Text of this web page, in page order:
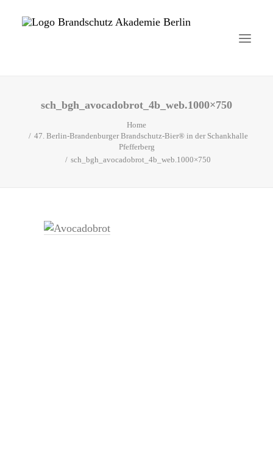
Startseite
Aktuelles
Brandschutzhelfer
sch_bgh_avocadobrot_4b_web.1000×750
Home
47. Berlin-Brandenburger Brandschutz-Bier® in der Schankhalle
Pfefferberg
sch_bgh_avocadobrot_4b_web.1000×750